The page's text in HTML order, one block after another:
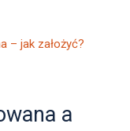
– jak założyć?
a